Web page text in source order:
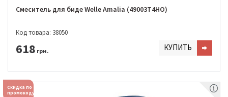
Смеситель для биде Welle Amalia (49003T4HO)
Код товара: 38050
618 грн. КУПИТЬ
Скидка по
промокоду